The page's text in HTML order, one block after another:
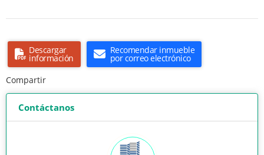
Descargar
información
Recomendar inmueble
por correo electrónico
Compartir
Contáctanos